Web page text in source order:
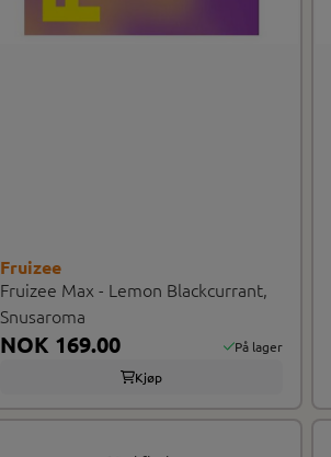
Fruizee
Fruizee Max - Lemon Blackcurrant,
Snusaroma
NOK 169.00
På lager
Kjøp